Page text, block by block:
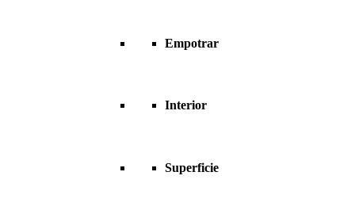
Empotrar
Interior
Superficie